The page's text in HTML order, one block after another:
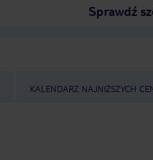
Sprawdź
KALENDARZ NAJNIŻSZYCH